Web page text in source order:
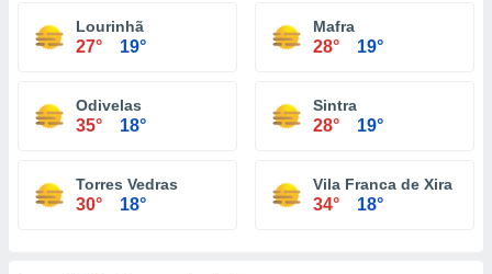
Lourinhã
27° 19°
Mafra
28° 19°
Odivelas
35° 18°
Sintra
28° 19°
Torres Vedras
30° 18°
Vila Franca de Xira
34° 18°